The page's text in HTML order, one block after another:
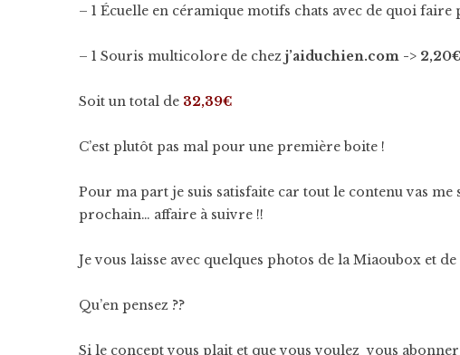
– 1 Écuelle en céramique motifs chats avec de quoi faire
– 1 Souris multicolore de chez j’aiduchien.com -> 2,20€
Soit un total de 32,39€
C’est plutôt pas mal pour une première boite !
Pour ma part je suis satisfaite car tout le contenu vas
prochain… affaire à suivre !!
Je vous laisse avec quelques photos de la Miaoubox et
Qu’en pensez ??
Si le concept vous plait et que vous voulez vous abonner